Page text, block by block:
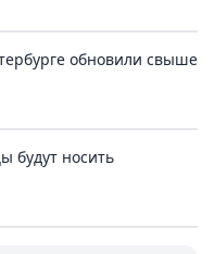
обновили свыше
будут носить